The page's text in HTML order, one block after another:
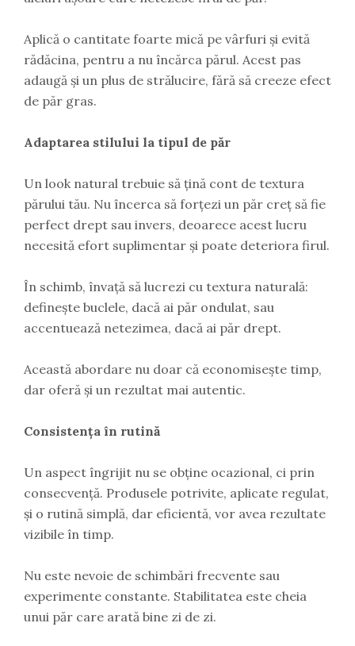
Aplică o cantitate foarte mică pe vârfuri și evită
rădăcina, pentru a nu încărca părul. Acest pas
adaugă și un plus de strălucire, fără să creeze efect
de păr gras.
Adaptarea stilului la tipul de păr
Un look natural trebuie să țină cont de textura
părului tău. Nu încerca să forțezi un păr creț să fie
perfect drept sau invers, deoarece acest lucru
necesită efort suplimentar și poate deteriora firul.
În schimb, învață să lucrezi cu textura naturală:
definește buclele, dacă ai păr ondulat, sau
accentuează netezimea, dacă ai păr drept.
Această abordare nu doar că economisește timp,
dar oferă și un rezultat mai autentic.
Consistența în rutină
Un aspect îngrijit nu se obține ocazional, ci prin
consecvență. Produsele potrivite, aplicate regulat,
și o rutină simplă, dar eficientă, vor avea rezultate
vizibile în timp.
Nu este nevoie de schimbări frecvente sau
experimente constante. Stabilitatea este cheia
unui păr care arată bine zi de zi.